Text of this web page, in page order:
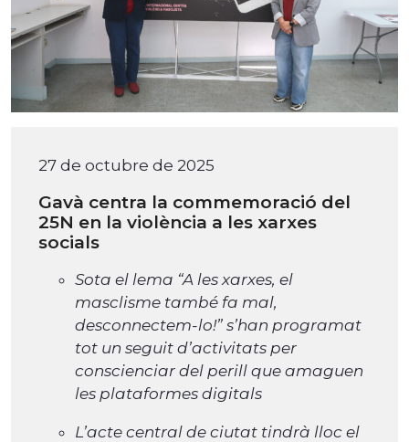
27 de octubre de 2025
Gavà centra la commemoració del
25N en la violència a les xarxes
socials
Sota el lema “A les xarxes, el
masclisme també fa mal,
desconnectem-lo!” s’han programat
tot un seguit d’activitats per
conscienciar del perill que amaguen
les plataformes digitals
L’acte central de ciutat tindrà lloc el